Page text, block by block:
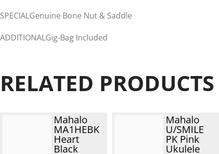
SPECIALGenuine Bone Nut & Saddle
ADDITIONALGig-Bag Included
RELATED PRODUCTS
Mahalo
MA1HEBK
Heart
Black
Mahalo
U/SMILE
PK Pink
Ukulele